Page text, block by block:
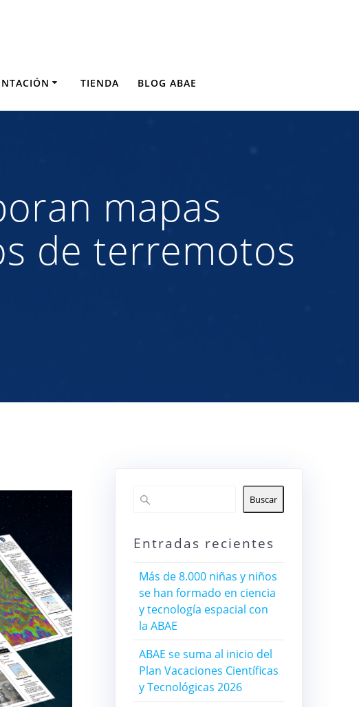
TIENDA BLOG ABAE
mapas
de terremotos
Buscar
Entradas recientes
Más de 8.000 niñas y niños
se han formado en ciencia
y tecnología espacial con
la ABAE
ABAE se suma al inicio del
Plan Vacaciones Científicas
y Tecnológicas 2026